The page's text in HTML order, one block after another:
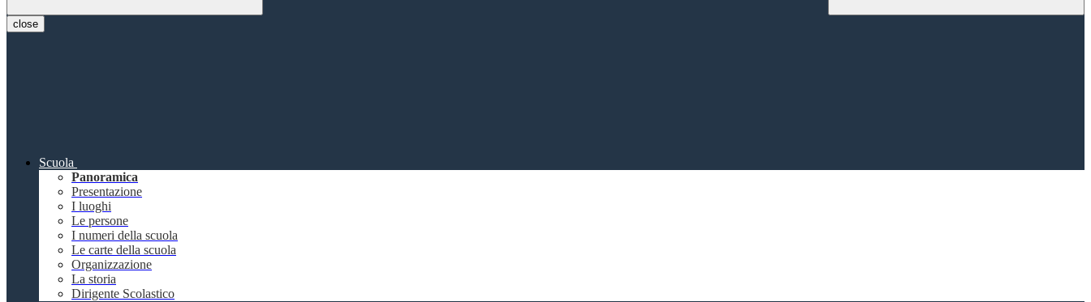
close
Scuola
Panoramica
Presentazione
I luoghi
Le persone
I numeri della scuola
Le carte della scuola
Organizzazione
La storia
Dirigente Scolastico